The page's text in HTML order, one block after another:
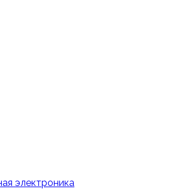
электроника